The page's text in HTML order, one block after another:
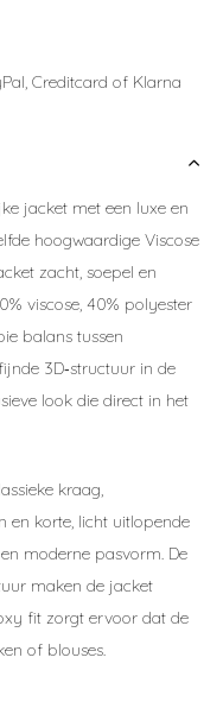
Creditcard of Klarna
jacket met een luxe en
hoogwaardige Viscose
zacht, soepel en
viscose, 40% polyester
balans tussen
3D‑structuur in de
look die direct in het
kraag,
en korte, licht uitlopende
moderne pasvorm. De
maken de jacket
fit zorgt ervoor dat de
of blouses.